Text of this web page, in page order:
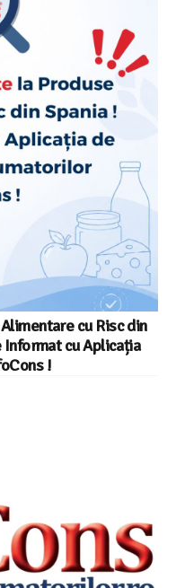
cu Risc din
Informat cu Aplicația
!